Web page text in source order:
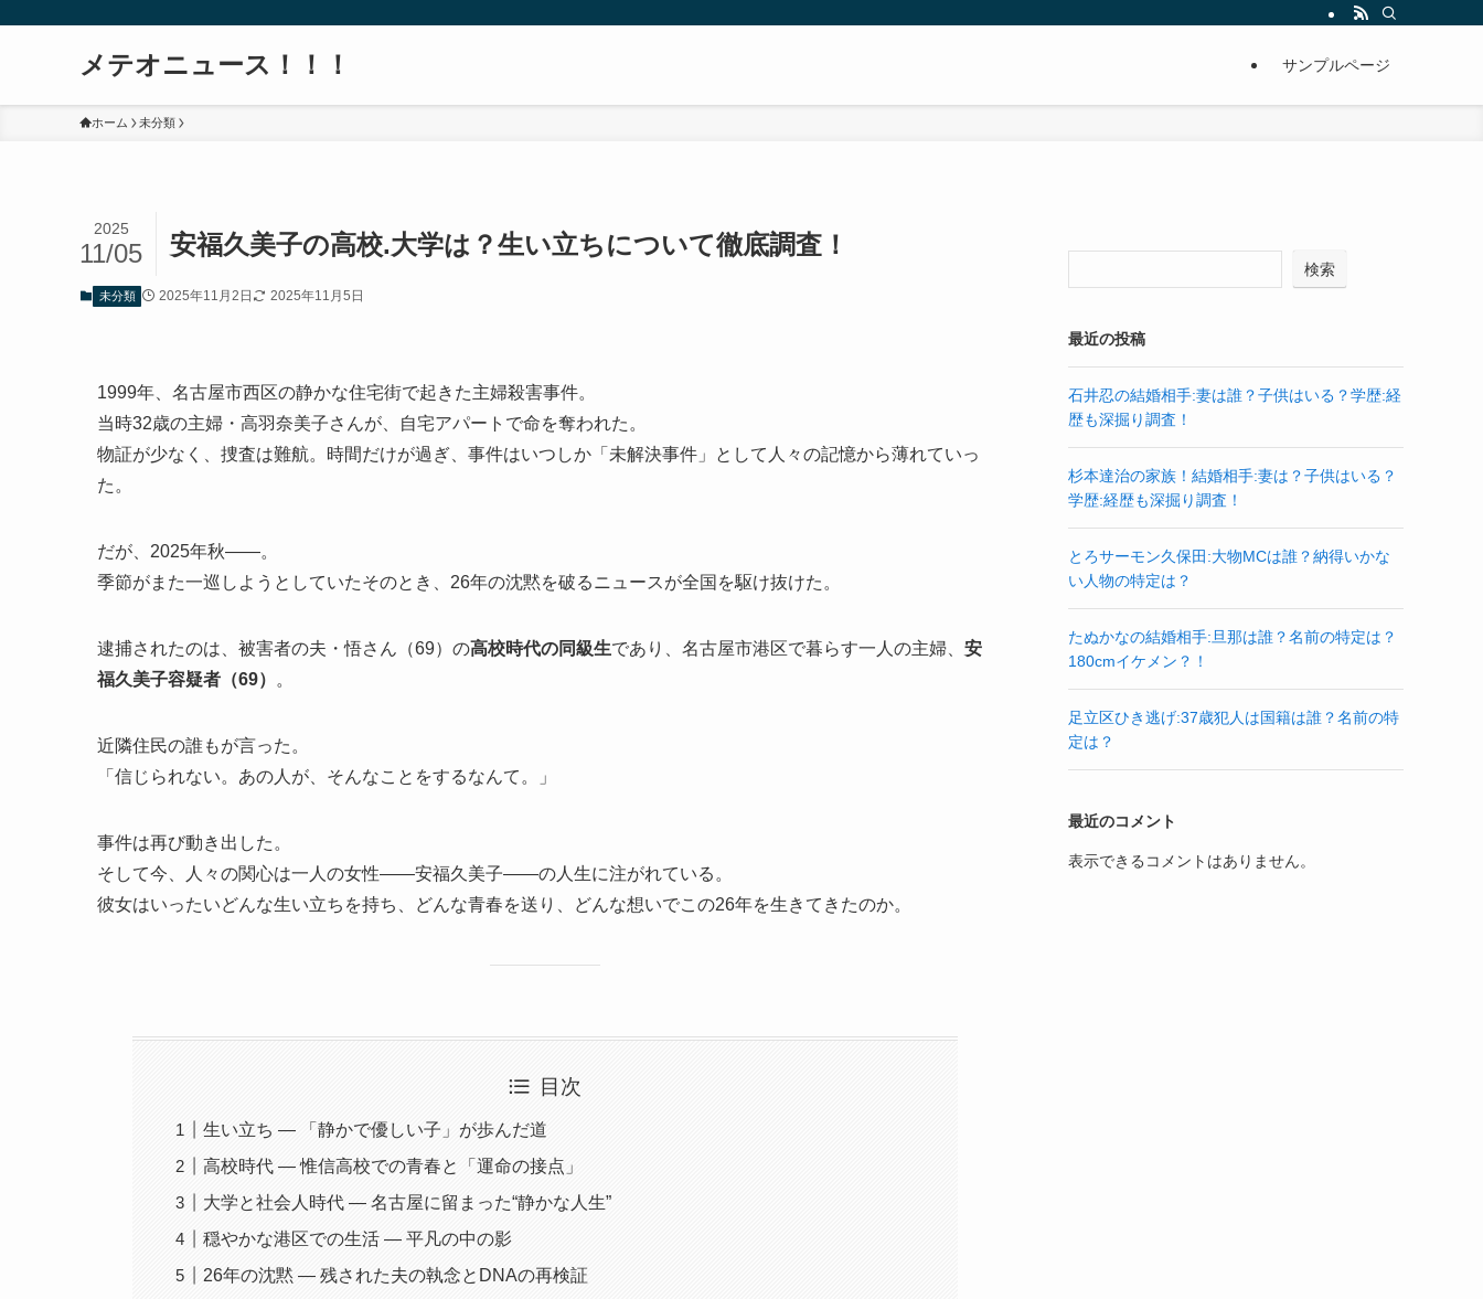
メテオニュース！！！ サンプルページ
ホーム 未分類
安福久美子の高校.大学は？生い立ちについて徹底調査！
2025
11/05
未分類 2025年11月2日 2025年11月5日
1999年、名古屋市西区の静かな住宅街で起きた主婦殺害事件。
当時32歳の主婦・高羽奈美子さんが、自宅アパートで命を奪われた。
物証が少なく、捜査は難航。時間だけが過ぎ、事件はいつしか「未解決事件」として人々の記憶から薄れていっ
た。
だが、2025年秋――。
季節がまた一巡しようとしていたそのとき、26年の沈黙を破るニュースが全国を駆け抜けた。
逮捕されたのは、被害者の夫・悟さん（69）の高校時代の同級生であり、名古屋市港区で暮らす一人の主婦、 安
福久美子容疑者（69）
。
近隣住民の誰もが言った。
「信じられない。あの人が、そんなことをするなんて。」
事件は再び動き出した。
そして今、人々の関心は一人の女性――安福久美子――の人生に注がれている。
彼女はいったいどんな生い立ちを持ち、どんな青春を送り、どんな想いでこの26年を生きてきたのか。
目次
生い立ち ― 「静かで優しい子」が歩んだ道
高校時代 ― 惟信高校での青春と「運命の接点」
大学と社会人時代 ― 名古屋に留まった“静かな人生”
穏やかな港区での生活 ― 平凡の中の影
26年の沈黙 ― 残された夫の執念とDNAの再検証
検索
最近の投稿
石井忍の結婚相手:妻は誰？子供はいる？学歴:経
歴も深掘り調査！
杉本達治の家族！結婚相手:妻は？子供はいる？
学歴:経歴も深掘り調査！
とろサーモン久保田:大物MCは誰？納得いかな
い人物の特定は？
たぬかなの結婚相手:旦那は誰？名前の特定は？
180cmイケメン？！
足立区ひき逃げ:37歳犯人は国籍は誰？名前の特
定は？
最近のコメント
表示できるコメントはありません。